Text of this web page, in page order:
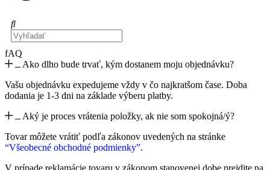
fAQ
Ako dlho bude trvať, kým dostanem moju objednávku?
Vašu objednávku expedujeme vždy v čo najkratšom čase. Doba
dodania je 1-3 dni na základe výberu platby.
Aký je proces vrátenia položky, ak nie som spokojná/ý?
Tovar môžete vrátiť podľa zákonov uvedených na stránke
“Všeobecné obchodné podmienky”.
V prípade reklamácie tovaru v zákonom stanovenej dobe prejdite na